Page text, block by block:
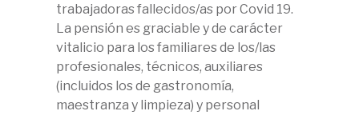
trabajadoras fallecidos/as por Covid 19.
La pensión es graciable y de carácter
vitalicio para los familiares de los/las
profesionales, técnicos, auxiliares
(incluidos los de gastronomía,
maestranza y limpieza) y personal